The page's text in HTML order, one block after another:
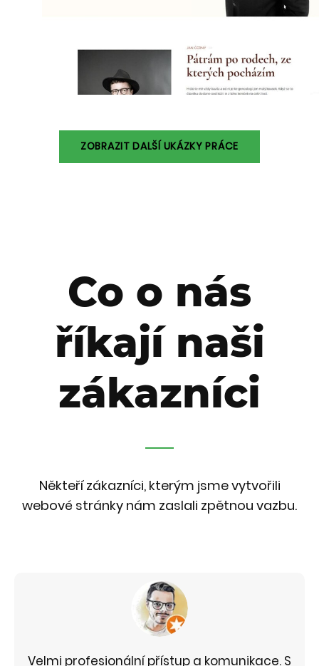
ZOBRAZIT DALŠÍ UKÁZKY PRÁCE
Co o nás
říkají naši
zákazníci
Někteří zákazníci, kterým jsme vytvořili
webové stránky nám zaslali zpětnou vazbu.
Velmi profesionální přístup a komunikace. S